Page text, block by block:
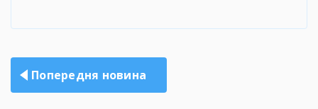
Навігація
записів
Попередня новина